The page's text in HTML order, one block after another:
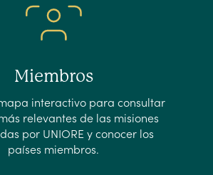
Miembros
interactivo para consultar
relevantes de las misiones
por UNIORE y conocer los
países miembros.